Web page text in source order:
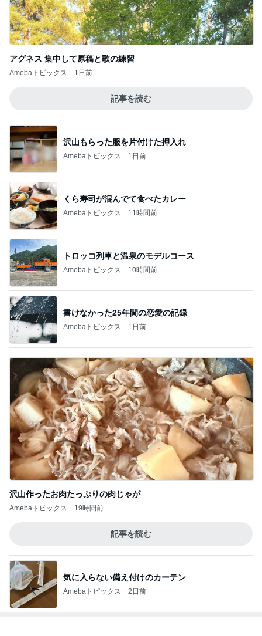
アグネス 集中して原稿と歌の練習
Amebaトピックス 1日前
記事を読む
沢山もらった服を片付けた押入れ
Amebaトピックス 1日前
くら寿司が混んでて食べたカレー
Amebaトピックス 11時間前
トロッコ列車と温泉のモデルコース
Amebaトピックス 10時間前
書けなかった25年間の恋愛の記録
Amebaトピックス 1日前
沢山作ったお肉たっぷりの肉じゃが
Amebaトピックス 19時間前
記事を読む
気に入らない備え付けのカーテン
Amebaトピックス 2日前